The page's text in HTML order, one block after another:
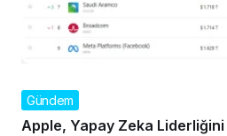
Gündem
Apple, Yapay Zeka Liderliğini